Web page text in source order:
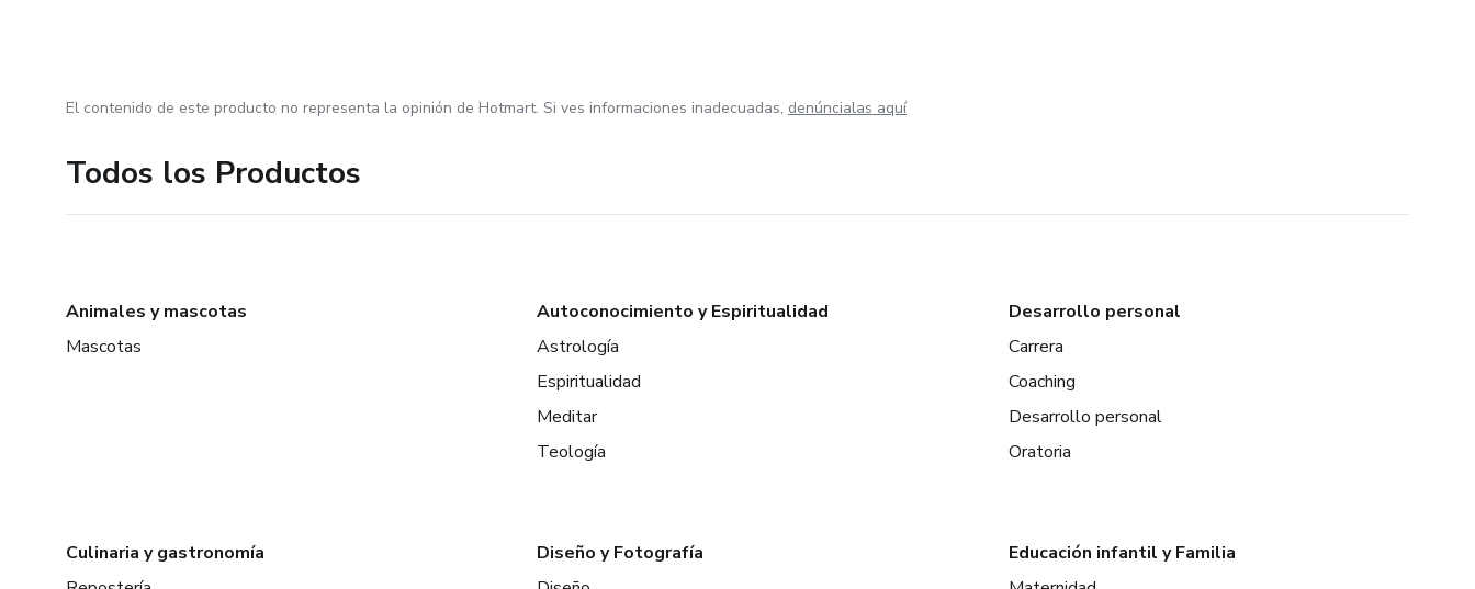
El contenido de este producto no representa la opinión de Hotmart. Si ves informaciones inadecuadas, denúncialas aquí
Todos los Productos
Animales y mascotas
Mascotas
Autoconocimiento y Espiritualidad
Astrología
Espiritualidad
Meditar
Teología
Desarrollo personal
Carrera
Coaching
Desarrollo personal
Oratoria
Culinaria y gastronomía
Diseño y Fotografía
Educación infantil y Familia